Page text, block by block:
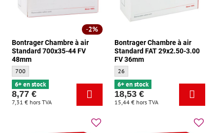
2%
Bontrager Chambre à air
Standard 700x35-44 FV
48mm
Bontrager Chambre à air Standard 700x35-44 FV 48mm - Taille:
700
6+ en stock
8,77 €
7,31 € hors TVA
Bontrager Chambre à air
Standard FAT 29x2.50-3.00
FV 36mm
Bontrager Chambre à air Standard FAT
26
6+ en stock
18,53 €
15,44 € hors TVA